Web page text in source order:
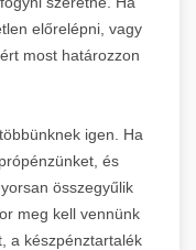
előrelépni, vagy
most határozzon
igen. Ha
és
összegyűlik
meg kell vennünk
a készpénztartalék